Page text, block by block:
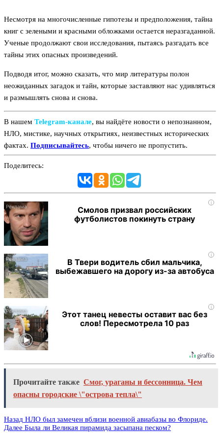
Несмотря на многочисленные гипотезы и предположения, тайна
книг с зелеными и красными обложками остается неразгаданной.
Ученые продолжают свои исследования, пытаясь разгадать все
тайны этих опасных произведений.
Подводя итог, можно сказать, что мир литературы полон
неожиданных загадок и тайн, которые заставляют нас удивляться
и размышлять снова и снова.
В нашем Telegram‑канале, вы найдёте новости о непознанном,
НЛО, мистике, научных открытиях, неизвестных исторических
фактах. Подписывайтесь, чтобы ничего не пропустить.
Поделитесь:
i
Смолов призвал российских
футболистов покинуть страну
i
В Твери водитель сбил мальчика,
выбежавшего на дорогу из-за автобуса
i
Этот танец невесты оставит вас без
слов! Пересмотрела 10 раз
Прочитайте также Смог, ураганы и бессонница. Чем
опасны городские \"острова тепла\"
Назад НЛО был замечен вблизи военной авиабазы во Флориде.
Далее Была ли Великая пирамида засыпана песком?